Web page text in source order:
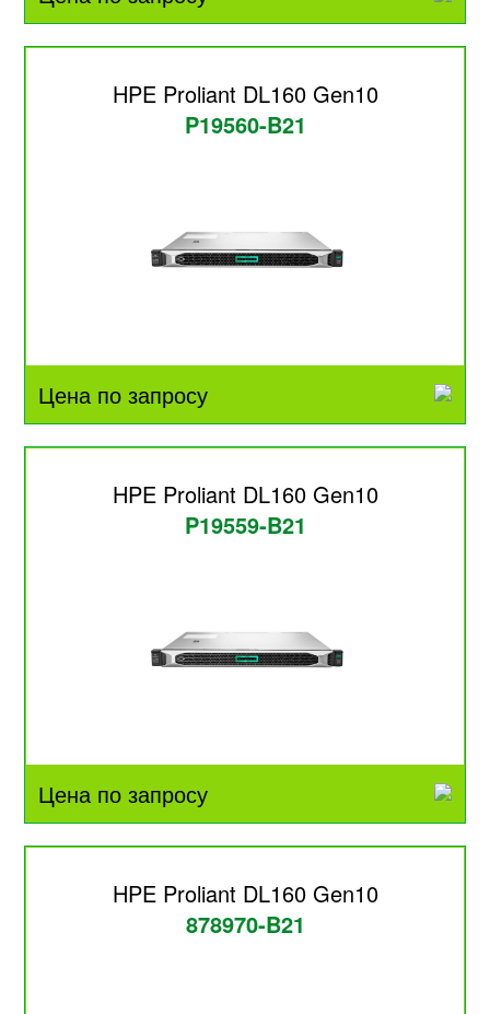
HPE Proliant DL160 Gen10
P19560-B21
Цена по запросу
HPE Proliant DL160 Gen10
P19559-B21
Цена по запросу
HPE Proliant DL160 Gen10
878970-B21